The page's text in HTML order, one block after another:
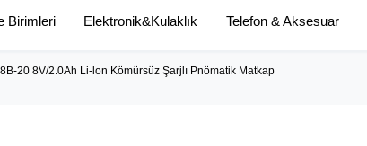
Birimleri Elektronik&Kulaklık Telefon & Aksesuar
20 8V/2.0Ah Li-lon Kömürsüz Şarjlı Pnömatik Matkap